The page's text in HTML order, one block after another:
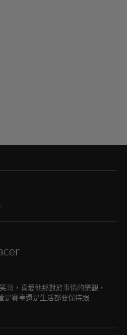
哥，喜愛他那對於事情的樂觀，
是賽車還是生活都要保持跟